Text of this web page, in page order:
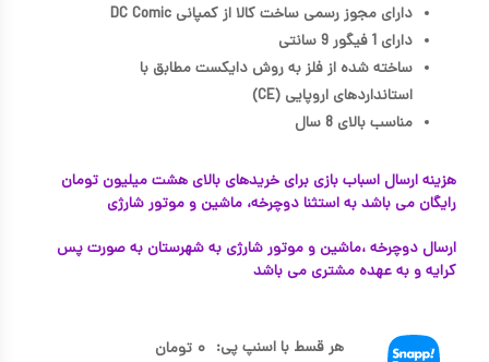
دارای مجوز رسمی ساخت کالا از کمپانی DC Comic
دارای 1 فیگور 9 سانتی
ساخته شده از فلز به روش دایکست مطابق با
استانداردهای اروپایی (CE)
مناسب بالای 8 سال
هزینه ارسال اسباب بازی برای خریدهای بالای هشت میلیون تومان
رایگان می باشد به استثنا دوچرخه، ماشین و موتور شارژی
ارسال دوچرخه ،ماشین و موتور شارژی به شهرستان به صورت پس
کرایه و به عهده مشتری می باشد
هر قسط با اسنپ پی: ۰ تومان